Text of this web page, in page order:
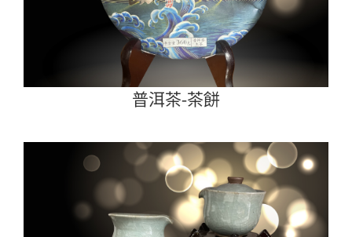
普洱茶-茶餅